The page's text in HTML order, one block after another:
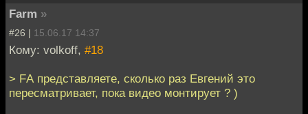
Farm »
#26 | 15.06.17 14:37
Кому: volkoff, #18
> FА представляете, сколько раз Евгений это
пересматривает, пока видео монтирует ? )